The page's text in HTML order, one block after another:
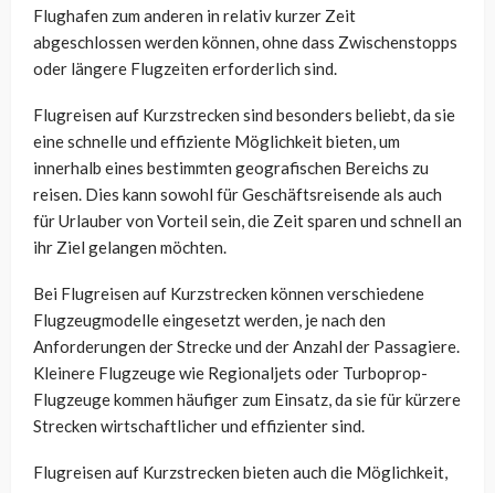
Flughafen zum anderen in relativ kurzer Zeit
abgeschlossen werden können, ohne dass Zwischenstopps
oder längere Flugzeiten erforderlich sind.
Flugreisen auf Kurzstrecken sind besonders beliebt, da sie
eine schnelle und effiziente Möglichkeit bieten, um
innerhalb eines bestimmten geografischen Bereichs zu
reisen. Dies kann sowohl für Geschäftsreisende als auch
für Urlauber von Vorteil sein, die Zeit sparen und schnell an
ihr Ziel gelangen möchten.
Bei Flugreisen auf Kurzstrecken können verschiedene
Flugzeugmodelle eingesetzt werden, je nach den
Anforderungen der Strecke und der Anzahl der Passagiere.
Kleinere Flugzeuge wie Regionaljets oder Turboprop-
Flugzeuge kommen häufiger zum Einsatz, da sie für kürzere
Strecken wirtschaftlicher und effizienter sind.
Flugreisen auf Kurzstrecken bieten auch die Möglichkeit,